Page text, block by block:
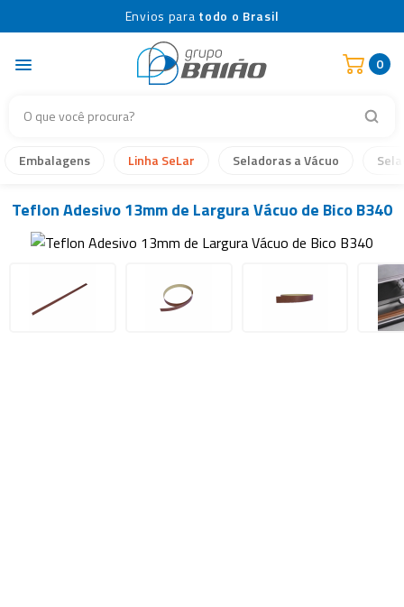
Envios para todo o Brasil
0
Embalagens Linha SeLar Seladoras a Vácuo
Teflon Adesivo 13mm de Largura Vácuo de Bico B340